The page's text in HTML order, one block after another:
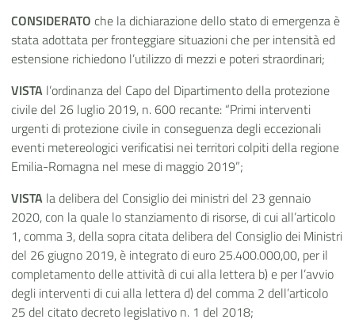
CONSIDERATO che la dichiarazione dello stato di emergenza è
stata adottata per fronteggiare situazioni che per intensità ed
estensione richiedono l’utilizzo di mezzi e poteri straordinari;
VISTA l’ordinanza del Capo del Dipartimento della protezione
civile del 26 luglio 2019, n. 600 recante: “Primi interventi
urgenti di protezione civile in conseguenza degli eccezionali
eventi metereologici verificatisi nei territori colpiti della regione
Emilia-Romagna nel mese di maggio 2019”;
VISTA la delibera del Consiglio dei ministri del 23 gennaio
2020, con la quale lo stanziamento di risorse, di cui all’articolo
1, comma 3, della sopra citata delibera del Consiglio dei Ministri
del 26 giugno 2019, è integrato di euro 25.400.000,00, per il
completamento delle attività di cui alla lettera b) e per l’avvio
degli interventi di cui alla lettera d) del comma 2 dell’articolo
25 del citato decreto legislativo n. 1 del 2018;